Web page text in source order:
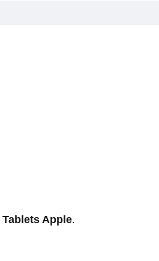
Tablets Apple.